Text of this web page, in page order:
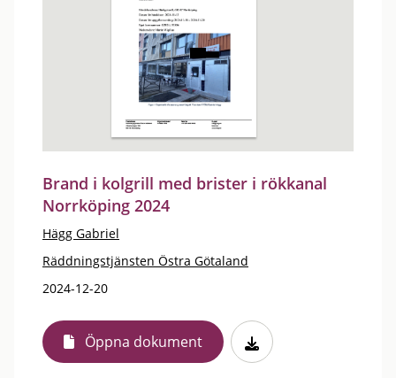
Brand i kolgrill med brister i rökkanal
Norrköping 2024
Hägg Gabriel
Räddningstjänsten Östra Götaland
2024-12-20
Öppna dokument